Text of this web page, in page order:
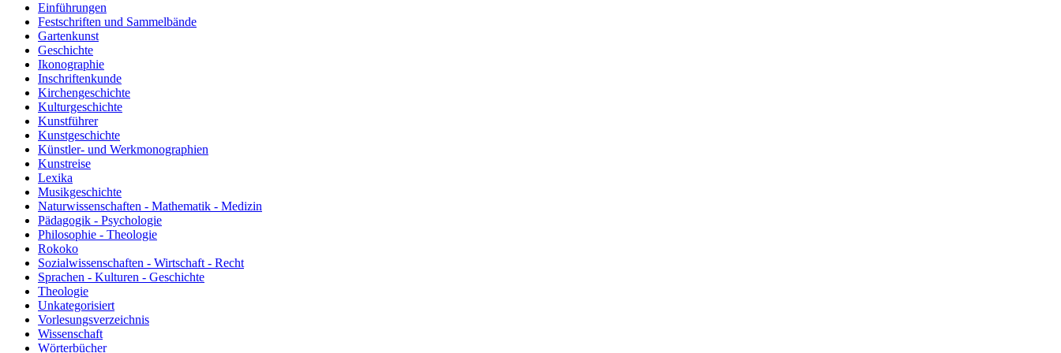
Einführungen
Festschriften und Sammelbände
Gartenkunst
Geschichte
Ikonographie
Inschriftenkunde
Kirchengeschichte
Kulturgeschichte
Kunstführer
Kunstgeschichte
Künstler- und Werkmonographien
Kunstreise
Lexika
Musikgeschichte
Naturwissenschaften - Mathematik - Medizin
Pädagogik - Psychologie
Philosophie - Theologie
Rokoko
Sozialwissenschaften - Wirtschaft - Recht
Sprachen - Kulturen - Geschichte
Theologie
Unkategorisiert
Vorlesungsverzeichnis
Wissenschaft
Wörterbücher